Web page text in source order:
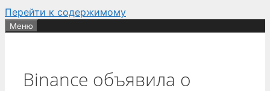
Перейти к содержимому
Меню
Binance объявила о